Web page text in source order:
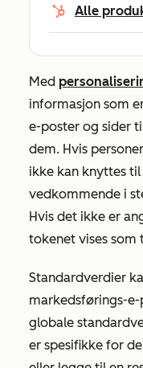
Alle
Med
informasjon som
e-poster og sider
dem. Hvis
ikke kan knyttes
vedkommende i
Hvis det ikke er
tokenet vises
Standardverdier
markedsførings-e-
globale
er spesifikke for